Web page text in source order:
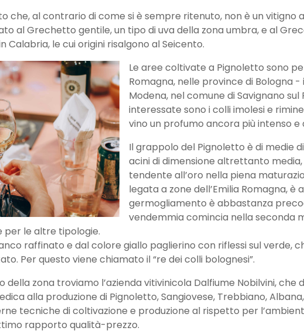
che, al contrario di come si è sempre ritenuto, non è un vitigno
al Grechetto gentile, un tipo di uva della zona umbra, e al
Calabria, le cui origini risalgono al Seicento.
Le aree coltivate a Pignoletto sono
Romagna, nelle province di Bologna
Modena, nel comune di Savignano
interessate sono i colli imolesi e
vino un profumo ancora più intenso
Il grappolo del Pignoletto è di medie
acini di dimensione altrettanto
tendente all’oro nella piena
legata a zone dell’Emilia Romagna,
germogliamento è abbastanza
vendemmia comincia nella seconda
per le altre tipologie.
raffinato e dal colore giallo paglierino con riflessi sul verde,
Per questo viene chiamato il “re dei colli bolognesi”.
zona troviamo l’azienda vitivinicola Dalfiume Nobilvini, che
alla produzione di Pignoletto, Sangiovese, Trebbiano,
tecniche di coltivazione e produzione al rispetto per
rapporto qualità-prezzo.